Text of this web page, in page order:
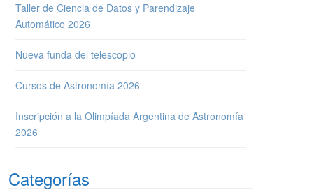
Taller de Ciencia de Datos y Parendizaje
Automático 2026
Nueva funda del telescopio
Cursos de Astronomía 2026
Inscripción a la Olimpíada Argentina de Astronomía
2026
Categorías